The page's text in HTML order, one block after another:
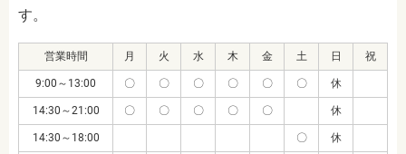
す。
営業時間 月 火 水 木 金 土 日 祝
9:00～13:00 〇 〇 〇 〇 〇 〇 休
14:30～21:00 〇 〇 〇 〇 〇 休
14:30～18:00 〇 休